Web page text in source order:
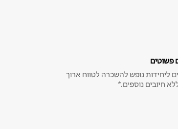
פשוטים
ליחידות נופש להשכרה לטווח ארוך
חיובים נוספים.*